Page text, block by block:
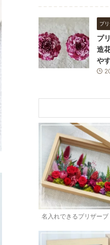
プ
プ
造
や
名入れできるプリザー